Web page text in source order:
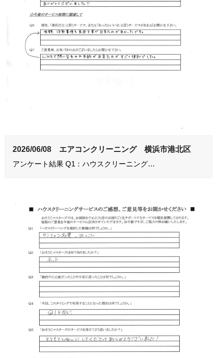
2026/06/08 エアコンクリーニング 横浜市港北区
アンケート結果 Q1：ハウスクリーニング…